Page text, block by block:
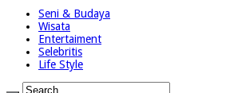
Seni & Budaya
Wisata
Entertaiment
Selebritis
Life Style